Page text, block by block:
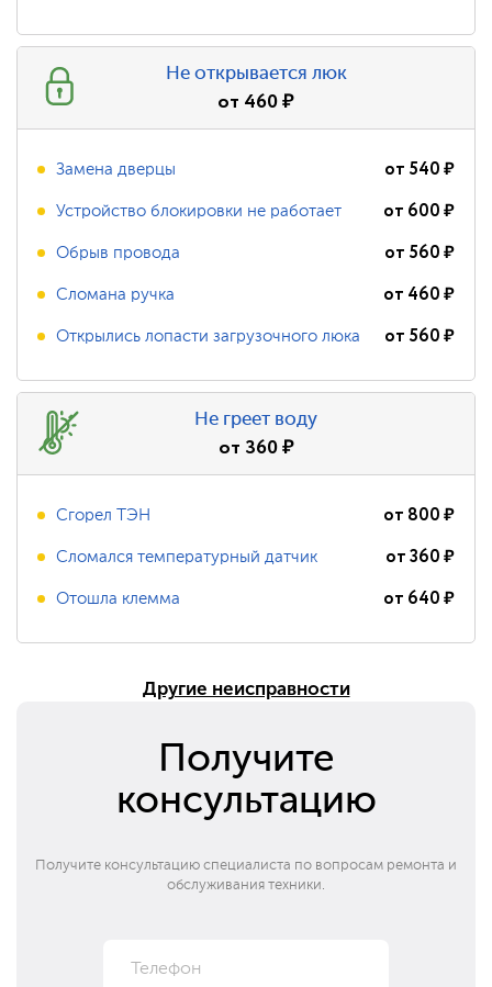
Не открывается люк
от 460₽
Замена дверцы от 540₽
Устройство блокировки не работает от 600₽
Обрыв провода от 560₽
Сломана ручка от 460₽
Открылись лопасти загрузочного люка от 560₽
Не греет воду
от 360₽
Сгорел ТЭН от 800₽
Сломался температурный датчик от360₽
Отошла клемма от 640₽
Другие неисправности
Получите
консультацию
Получите консультацию специалиста по вопросам ремонта и
обслуживания техники.